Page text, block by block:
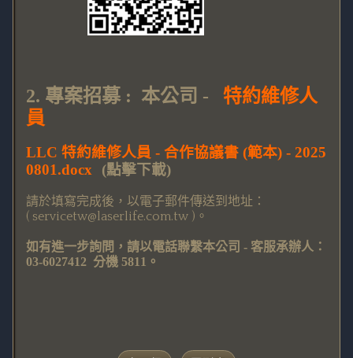
2. 專案招募 : 本公司 - 特約維修人
員
LLC 特約維修人員 - 合作協議書 (範本) - 2025
0801.docx
(點擊下載)
請於填寫完成後，以電子郵件傳送到地址：
( servicetw@laserlife.com.tw ) 。
如有進一步詢問，請以電話聯繫本公司 - 客服承辦人：
03-6027412 分機 5811。